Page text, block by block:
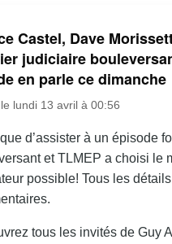
Castel, Dave
judiciaire
en parle ce dimanche
lundi 13 avril à 00:56
d’assister à un épisode
et TLMEP a choisi le
possible! Tous les
tous les invités de Guy